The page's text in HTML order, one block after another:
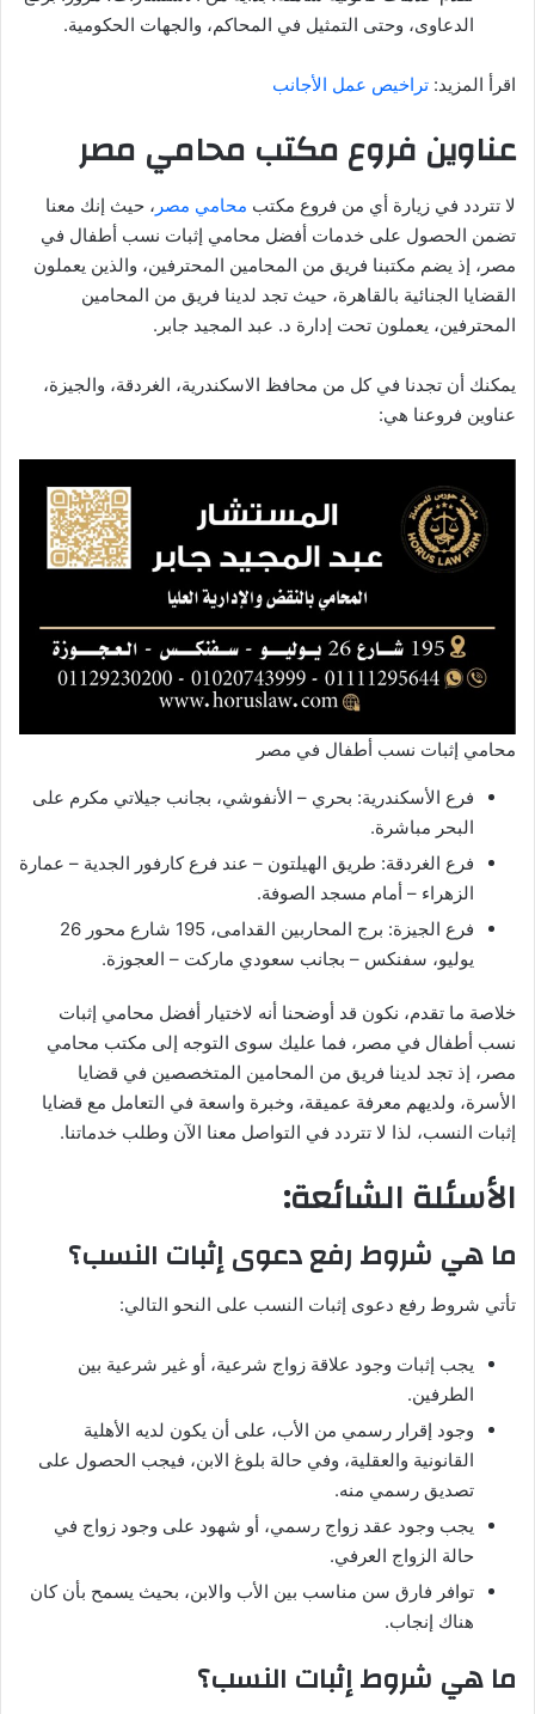
الدعاوى، وحتى التمثيل في المحاكم، والجهات الحكومية.
اقرأ المزيد: تراخيص عمل الأجانب
عناوين فروع مكتب محامي مصر
لا تتردد في زيارة أي من فروع مكتب محامي مصر ، حيث إنك معنا
تضمن الحصول على خدمات أفضل محامي إثبات نسب أطفال في
مصر، إذ يضم مكتبنا فريق من المحامين المحترفين، والذين يعملون
القضايا الجنائية بالقاهرة، حيث تجد لدينا فريق من المحامين
المحترفين، يعملون تحت إدارة د. عبد المجيد جابر.
يمكنك أن تجدنا في كل من محافظ الاسكندرية، الغردقة، والجيزة،
عناوين فروعنا هي:
محامي إثبات نسب أطفال في مصر
فرع الأسكندرية: بحري – الأنفوشي، بجانب جيلاتي مكرم على
البحر مباشرة.
فرع الغردقة: طريق الهيلتون – عند فرع كارفور الجدية – عمارة
الزهراء – أمام مسجد الصوفة.
فرع الجيزة: برج المحاربين القدامى، 195 شارع محور 26
يوليو، سفنكس – بجانب سعودي ماركت – العجوزة.
خلاصة ما تقدم، نكون قد أوضحنا أنه لاختيار أفضل محامي إثبات
نسب أطفال في مصر، فما عليك سوى التوجه إلى مكتب محامي
مصر، إذ تجد لدينا فريق من المحامين المتخصصين في قضايا
الأسرة، ولديهم معرفة عميقة، وخبرة واسعة في التعامل مع قضايا
إثبات النسب، لذا لا تتردد في التواصل معنا الآن وطلب خدماتنا.
الأسئلة الشائعة:
ما هي شروط رفع دعوى إثبات النسب؟
تأتي شروط رفع دعوى إثبات النسب على النحو التالي:
يجب إثبات وجود علاقة زواج شرعية، أو غير شرعية بين
الطرفين.
وجود إقرار رسمي من الأب، على أن يكون لديه الأهلية
القانونية والعقلية، وفي حالة بلوغ الابن، فيجب الحصول على
تصديق رسمي منه.
يجب وجود عقد زواج رسمي، أو شهود على وجود زواج في
حالة الزواج العرفي.
توافر فارق سن مناسب بين الأب والابن، بحيث يسمح بأن كان
هناك إنجاب.
ما هي شروط إثبات النسب؟